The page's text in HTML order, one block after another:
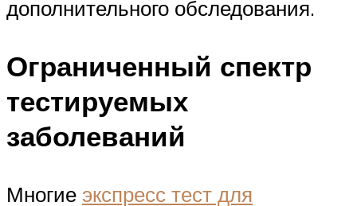
дополнительного обследования.
Ограниченный спектр
тестируемых
заболеваний
Многие экспресс тест для